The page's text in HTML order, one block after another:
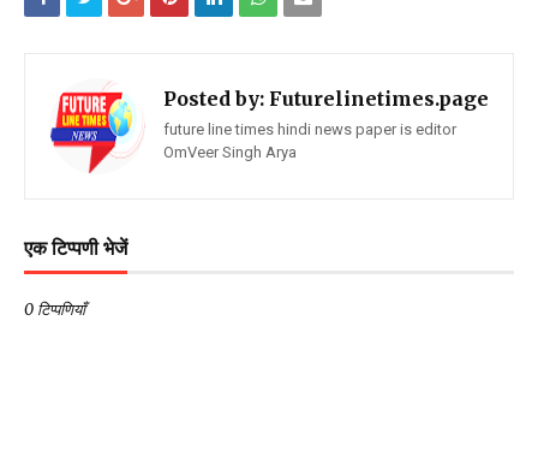
Posted by: Futurelinetimes.page
future line times hindi news paper is editor
OmVeer Singh Arya
एक टिप्पणी भेजें
0 टिप्पणियाँ